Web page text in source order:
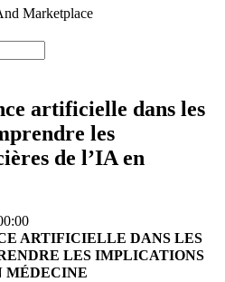
Marketplace
artificielle dans les
les
de l’IA en
ARTIFICIELLE DANS LES
LES IMPLICATIONS
MÉDECINE